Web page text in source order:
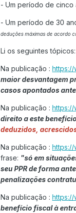
- Um período de
- Um período de 30
deduções máximas de acordo
Li os seguintes tópicos:
Na publicação :
maior desvantagem
casos apontados
Na publicação :
direito a este
deduzidos,
Na publicação :
frase: "só em
seu PPR de forma
penalizações
Na publicação :
benefício fiscal à